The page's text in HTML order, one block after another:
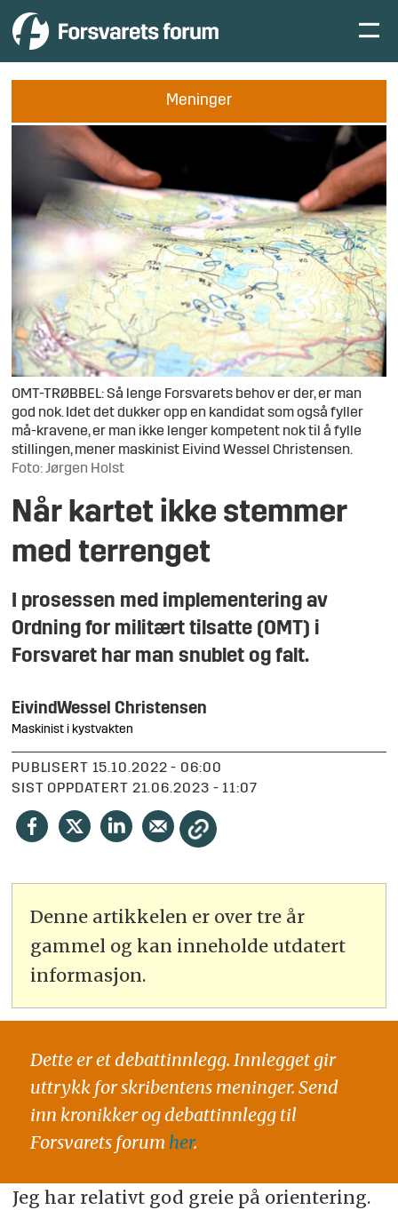
Meninger
OMT-TRØBBEL: Så lenge Forsvarets behov er der, er man
god nok. Idet det dukker opp en kandidat som også fyller
må-kravene, er man ikke lenger kompetent nok til å fylle
stillingen, mener maskinist Eivind Wessel Christensen.
Foto: Jørgen Holst
Når kartet ikke stemmer
med terrenget
I prosessen med implementering av
Ordning for militært tilsatte (OMT) i
Forsvaret har man snublet og falt.
EivindWessel Christensen
Maskinist i kystvakten
PUBLISERT
15.10.2022 - 06:00
SIST OPPDATERT
21.06.2023 - 11:07
Denne artikkelen er over tre år
gammel og kan inneholde utdatert
informasjon.
Dette er et debattinnlegg. Innlegget gir
uttrykk for skribentens meninger. Send
inn kronikker og debattinnlegg til
Forsvarets forum her.
Jeg har relativt god greie på orientering.